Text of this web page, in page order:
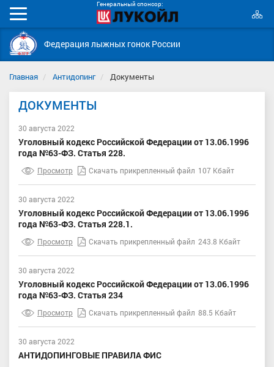
Генеральный спонсор:
Мобильное
меню
Федерация лыжных гонок России
Главная Антидопинг Документы
ДОКУМЕНТЫ
30 августа 2022
Уголовный кодекс Российской Федерации от 13.06.1996
года №63-ФЗ. Статья 228.
Просмотр Скачать прикрепленный файл 107 Кбайт
30 августа 2022
Уголовный кодекс Российской Федерации от 13.06.1996
года №63-ФЗ. Статья 228.1.
Просмотр Скачать прикрепленный файл 243.8 Кбайт
30 августа 2022
Уголовный кодекс Российской Федерации от 13.06.1996
года №63-ФЗ. Статья 234
Просмотр Скачать прикрепленный файл 88.5 Кбайт
30 августа 2022
АНТИДОПИНГОВЫЕ ПРАВИЛА ФИС